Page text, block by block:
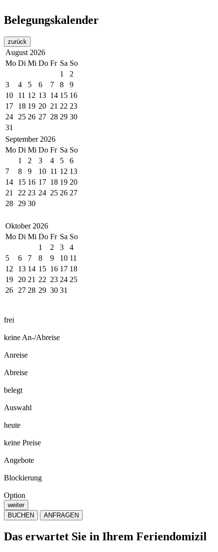
Belegungskalender
zurück
August 2026
Mo Di Mi Do Fr Sa So
1
2
3
4 5 6 7 8
9
10
11 12 13 14 15 16
17
18 19 20 21 22 23
24
25 26 27 28 29 30
31
September 2026
Mo Di Mi Do Fr Sa So
1
2 3 4 5
6
7
8 9 10 11 12 13
14
15 16 17 18 19 20
21
22 23 24 25 26 27
28
29 30
Oktober 2026
Mo Di Mi Do Fr Sa So
1
2 3
4
5
6 7 8 9 10 11
12
13 14 15 16 17 18
19
20 21 22 23 24 25
26
27 28 29 30 31
frei
keine An-/Abreise
Anreise
Abreise
belegt
Auswahl
heute
keine Preise
Angebote
Blockierung
Option
weiter
BUCHEN
ANFRAGEN
Das erwartet Sie in Ihrem Feriendomizil